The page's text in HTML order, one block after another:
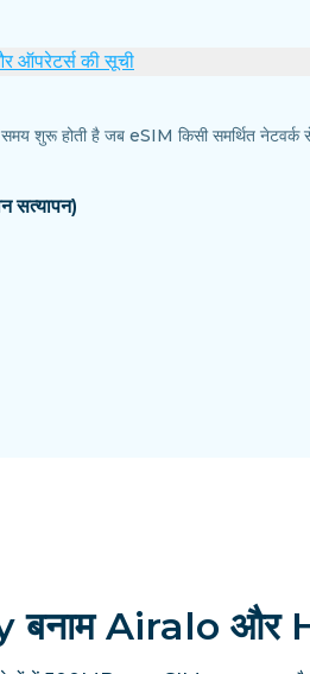
ऑपरेटर्स की सूची
शुरू होती है जब eSIM किसी समर्थित नेटवर्क
सत्यापन)
बनाम Airalo और